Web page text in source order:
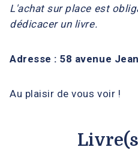
L'achat sur place est
dédicacer un livre.
Adresse : 58 avenue
Au plaisir de vous voir !